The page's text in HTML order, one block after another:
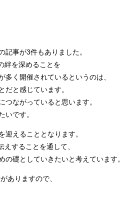
事が3件もありました。
絆を深めることを
く開催されているというのは、
だと感じています。
ながっていると思います。
いです。
えることとなります。
することを通して、
礎としていきたいと考えています。
ありますので、